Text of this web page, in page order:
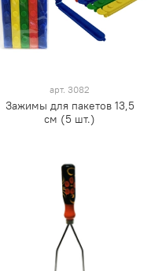
арт. 3082
Зажимы для пакетов 13,5
см (5 шт.)